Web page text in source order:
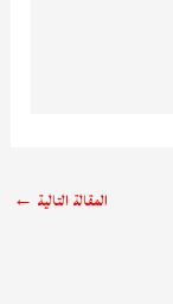
المقالة التالية ←